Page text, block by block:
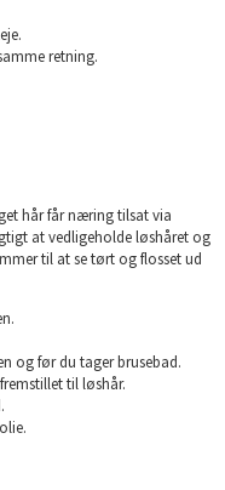
retning.
hår får næring tilsat via
at vedligeholde løshåret og
til at se tørt og flosset ud
og før du tager brusebad.
til løshår.